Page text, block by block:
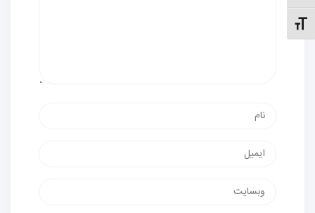
تنظیم اندازهٔ فونت
پست
وب‌سایت